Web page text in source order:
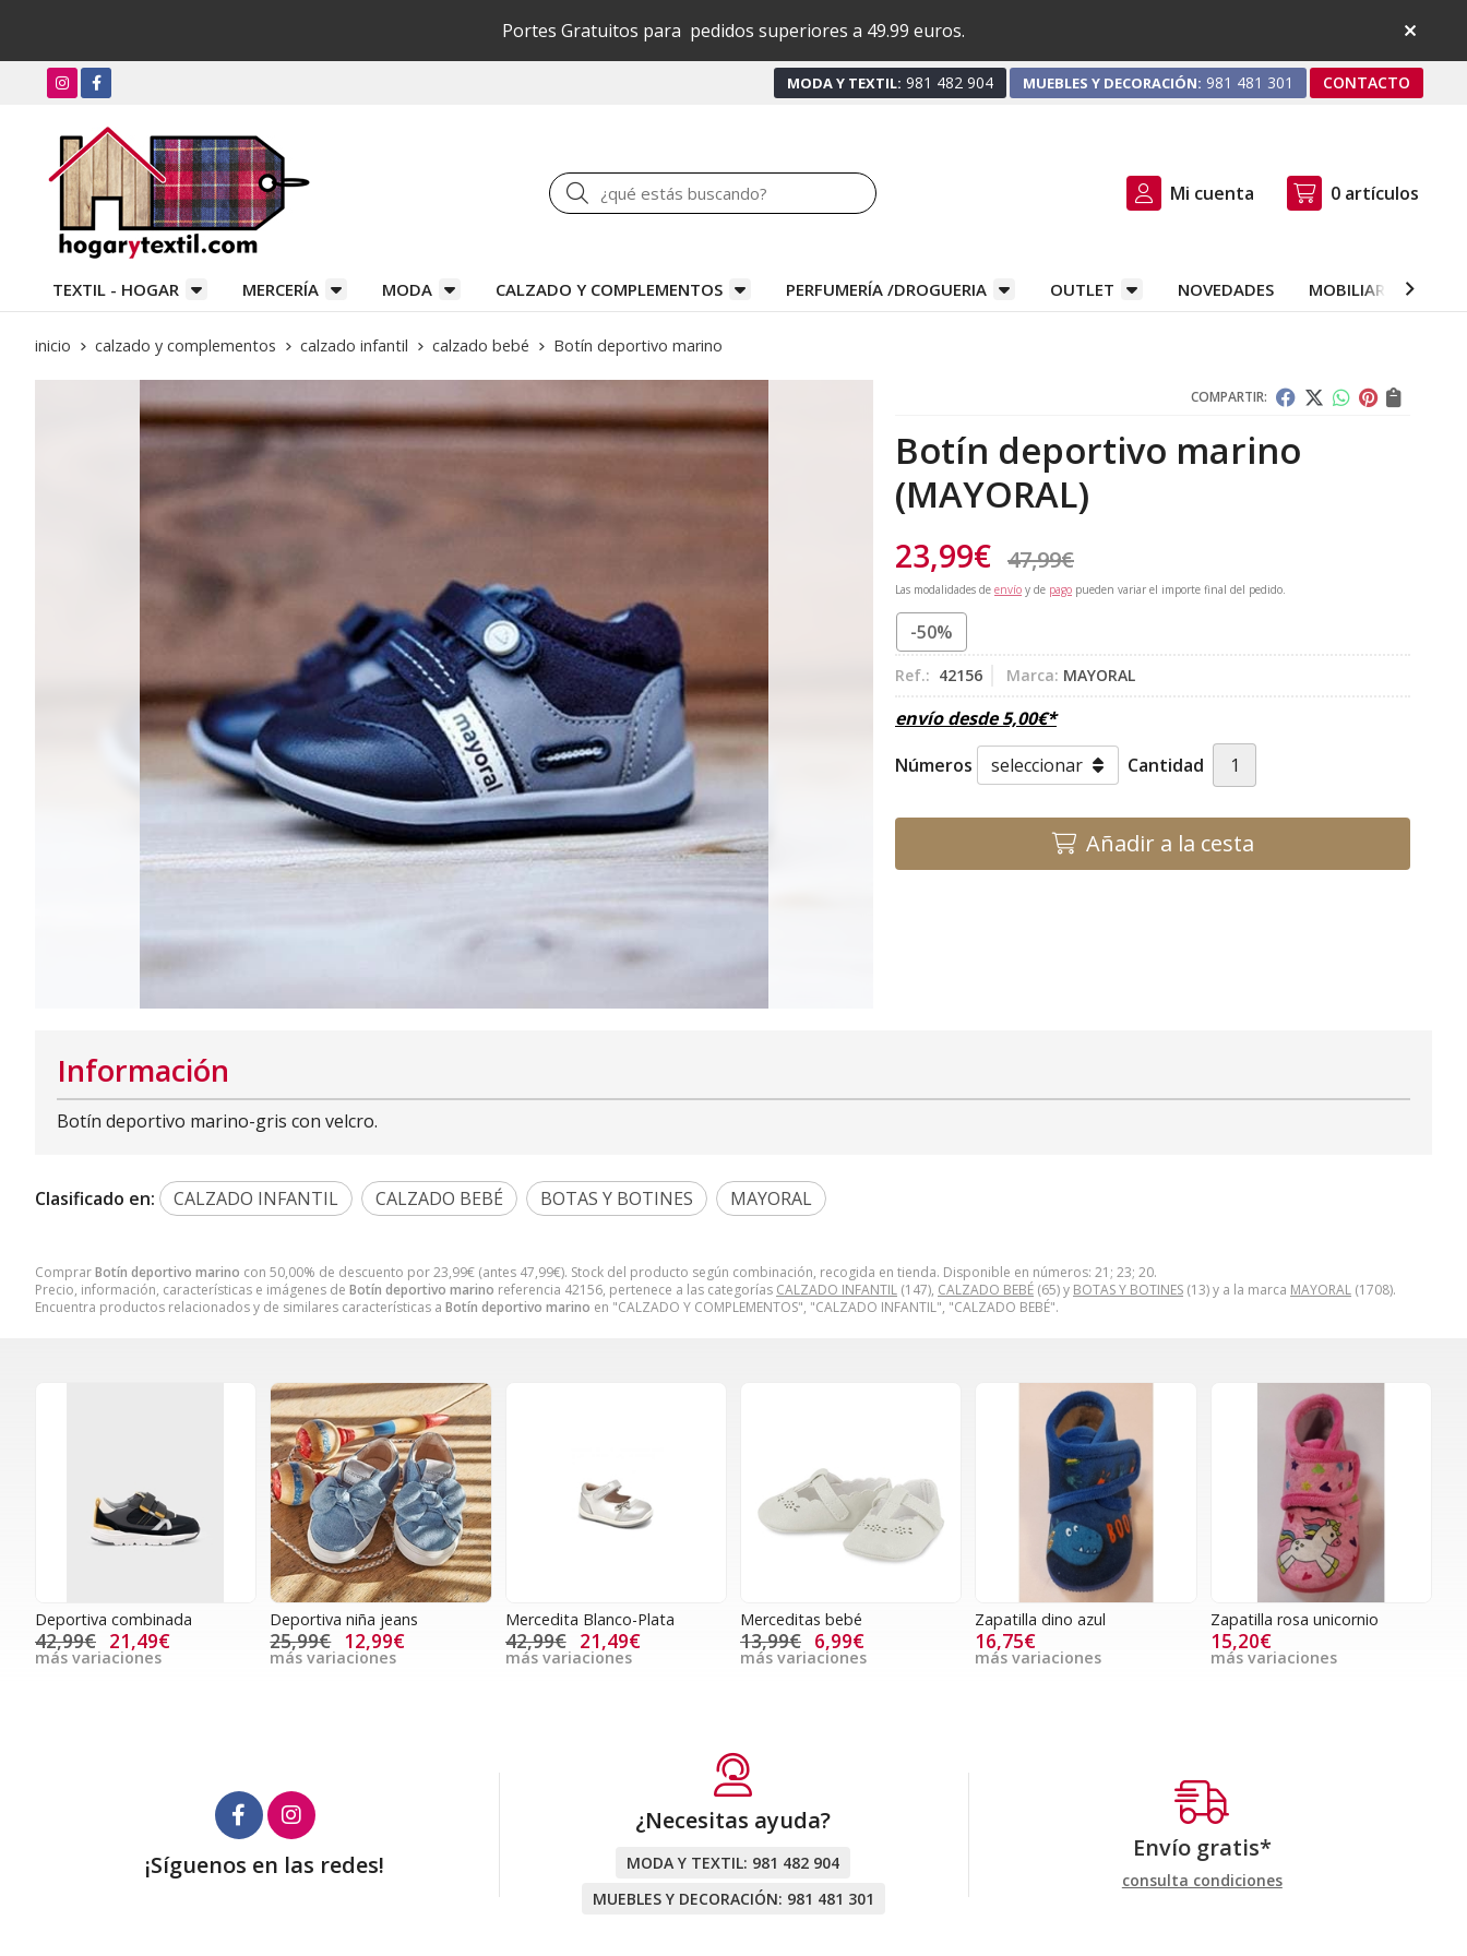
Portes Gratuitos para pedidos superiores a 49.99 euros.
MODA Y TEXTIL: 981 482 904 MUEBLES Y DECORACIÓN: 981 481 301 CONTACTO
Buscar Mi cuenta 0 artículos
TEXTIL - HOGAR MERCERÍA MODA CALZADO Y COMPLEMENTOS PERFUMERÍA /DROGUERIA OUTLET NOVEDADES MOBILIARIO Y
inicio calzado y complementos calzado infantil calzado bebé Botín deportivo marino
COMPARTIR:
Botín deportivo marino
(MAYORAL)
23,99€ 47,99€
Las modalidades de envío y de pago pueden variar el importe final del pedido.
-50%
Ref.: 42156 Marca: MAYORAL
envío desde5,00€*
Números
Cantidad
Añadir a la cesta
ComprarBotín deportivo marino con 50,00% de descuento por23,99€ (antes 47,99€). Stock del producto según combinación, recogida en tienda. Disponible en números: 21; 23; 20.
Precio, información, características e imágenes de Botín deportivo marino referencia 42156, pertenece a las categorías CALZADO INFANTIL (147), CALZADO BEBÉ (65) y BOTAS Y BOTINES (13) y a la marca MAYORAL (1708).
Encuentra productos relacionados y de similares características a Botín deportivo marino en "CALZADO Y COMPLEMENTOS", "CALZADO INFANTIL", "CALZADO BEBÉ".
Información
Botín deportivo marino-gris con velcro.
Clasificado en: CALZADO INFANTIL CALZADO BEBÉ BOTAS Y BOTINES MAYORAL
Deportiva combinada
42,99€ 21,49€
más variaciones
Deportiva niña jeans
25,99€ 12,99€
más variaciones
Mercedita Blanco-Plata
42,99€ 21,49€
más variaciones
Merceditas bebé
13,99€ 6,99€
más variaciones
Zapatilla dino azul
16,75€
más variaciones
Zapatilla rosa unicornio
15,20€
más variaciones
¡Síguenos en las redes!
¿Necesitas ayuda?
MODA Y TEXTIL: 981 482 904
MUEBLES Y DECORACIÓN: 981 481 301
Envío gratis*
consulta condiciones